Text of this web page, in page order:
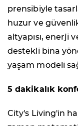
prensibiyle
huzur ve
altyapısı, enerji
destekli bina
yaşam modeli
5 dakikalık
City's Living'in